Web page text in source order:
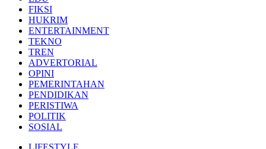
FIKSI
HUKRIM
ENTERTAINMENT
TEKNO
TREN
ADVERTORIAL
OPINI
PEMERINTAHAN
PENDIDIKAN
PERISTIWA
POLITIK
SOSIAL
LIFESTYLE